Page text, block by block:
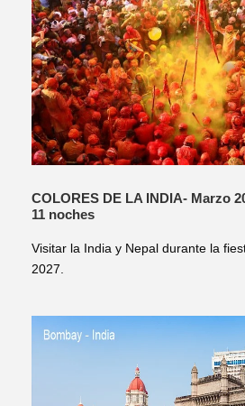
COLORES DE LA INDIA- Marzo
11 noches
Visitar la India y Nepal durante la
2027.